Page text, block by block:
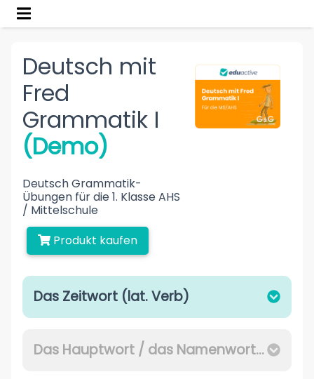
Deutsch mit
Fred
Grammatik I
(Demo)
Deutsch Grammatik-
Übungen für die 1. Klasse AHS
/ Mittelschule
Produkt kaufen
Das Zeitwort (lat. Verb)
Das Hauptwort / das Namenwort (lat. Nomen oder Substantiv)